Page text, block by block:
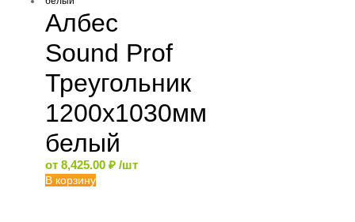
Албес
Sound Prof
Треугольник
1200х1030мм
белый
от 8,425.00 ₽ /шт
В корзину